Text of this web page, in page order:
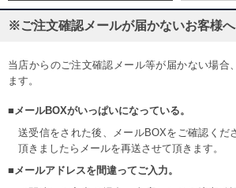
※ご注文確認メールが届かないお客様へ
当店からのご注文確認メール等が届かない場合
ます。
■メールBOXがいっぱいになっている。
送受信をされた後、メールBOXをご確認くだ
頂きましたらメールを再送させて頂きます。
■メールアドレスを間違ってご入力。